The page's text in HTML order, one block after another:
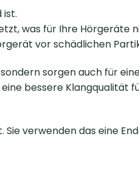
ist.
was für Ihre Hörgeräte
vor schädlichen
sorgen auch für
bessere Klangqualität
verwenden das eine